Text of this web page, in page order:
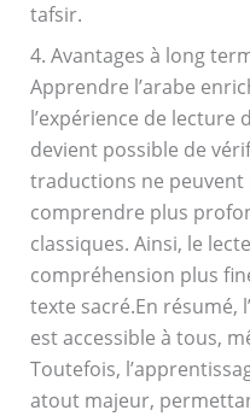
tafsir.
4. Avantages à long
Apprendre l’arabe
l’expérience de lecture
devient possible de
traductions ne
comprendre plus
classiques. Ainsi, le
compréhension plus
texte sacré.En résumé,
est accessible à tous,
Toutefois,
atout majeur,